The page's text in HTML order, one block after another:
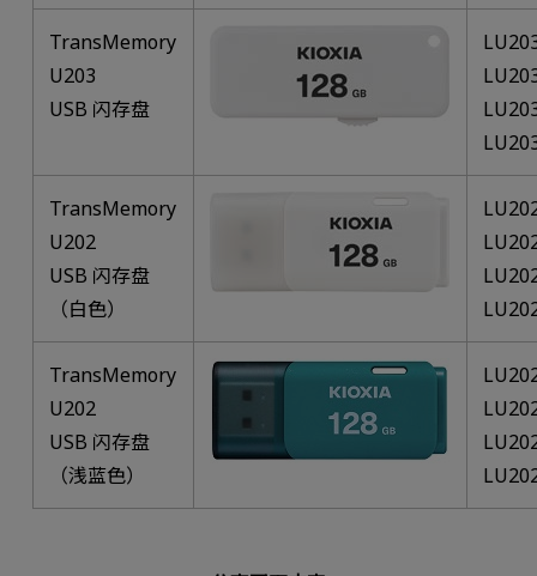
TransMemory
U203
USB 闪存盘
TransMemory
U202
USB 闪存盘
（白色）
TransMemory
U202
USB 闪存盘
（浅蓝色）